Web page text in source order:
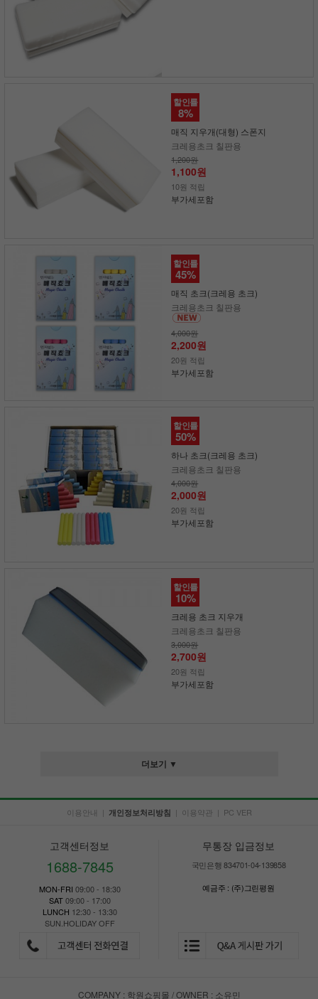
할인률
8%
매직 지우개(대형) 스폰지
크레용초크 칠판용
1,200원
1,100원
10원 적립
부가세포함
할인률
45%
매직 초크(크레용 초크)
크레용초크 칠판용
4,000원
2,200원
20원 적립
부가세포함
할인률
50%
하나 초크(크레용 초크)
크레용초크 칠판용
4,000원
2,000원
20원 적립
부가세포함
할인률
10%
크레용 초크 지우개
크레용초크 칠판용
3,000원
2,700원
20원 적립
부가세포함
더보기 ▼
이용안내 | 개인정보처리방침 | 이용약관 | PC VER
고객센터정보
1688-7845
MON-FRI 09:00 - 18:30
SAT09:00 - 17:00
LUNCH 12:30 - 13:30
SUN.HOLIDAY OFF
무통장 입금정보
국민은행 834701-04-139858
예금주 : (주)그린평원
COMPANY : 학원쇼핑몰 / OWNER : 소유민